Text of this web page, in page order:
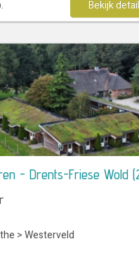
Bekijk
- Drents-Friese Wold
>Westerveld